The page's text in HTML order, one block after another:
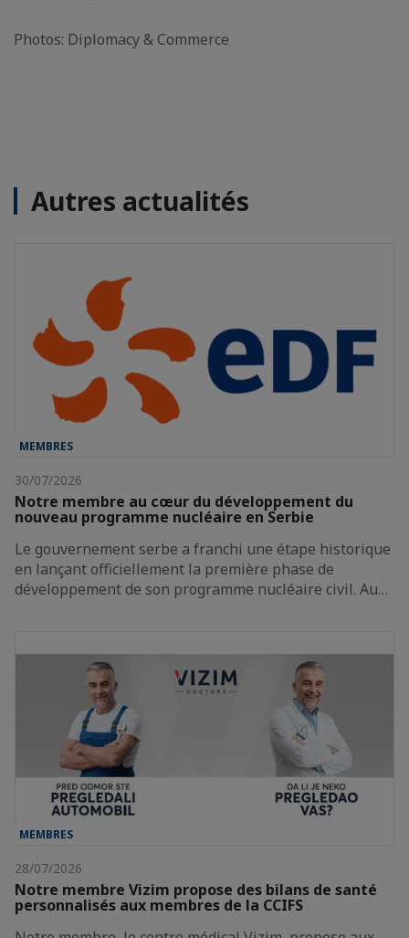
Photos: Diplomacy & Commerce
Autres actualités
MEMBRES
30/07/2026
Notre membre au cœur du développement du
nouveau programme nucléaire en Serbie
Le gouvernement serbe a franchi une étape historique
en lançant officiellement la première phase de
développement de son programme nucléaire civil. Au…
MEMBRES
28/07/2026
Notre membre Vizim propose des bilans de santé
personnalisés aux membres de la CCIFS